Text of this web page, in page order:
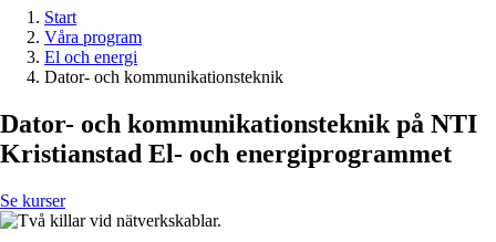
Start
Våra program
El och energi
Dator- och kommunikationsteknik
Dator- och kommunikationsteknik på NTI
Kristianstad El- och energiprogrammet
Se kurser